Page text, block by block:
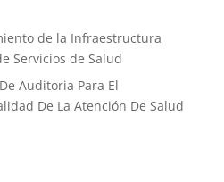
de la Infraestructura
Servicios de Salud
Auditoria Para El
De La Atención De Salud